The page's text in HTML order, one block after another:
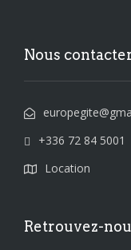
Nous
+336 72 84 5001
Location
Retrouvez-